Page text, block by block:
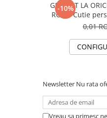
-10%
GRATUIT LA
RON - Cutie
0,01
Newsletter Nu rata
Vreau sa primesc